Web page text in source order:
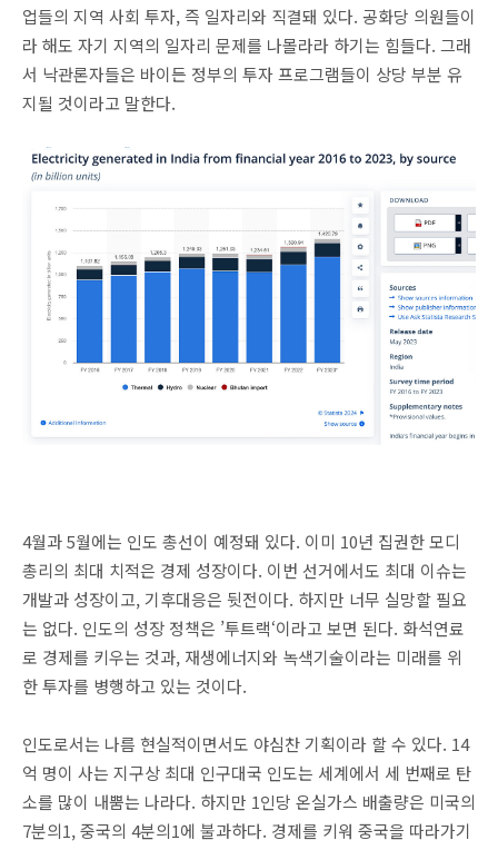
업들의 지역 사회 투자, 즉 일자리와 직결돼 있다. 공화당 의원들이
라 해도 자기 지역의 일자리 문제를 나몰라라 하기는 힘들다. 그래
서 낙관론자들은 바이든 정부의 투자 프로그램들이 상당 부분 유
지될 것이라고 말한다.
4월과 5월에는 인도 총선이 예정돼 있다. 이미 10년 집권한 모디
총리의 최대 치적은 경제 성장이다. 이번 선거에서도 최대 이슈는
개발과 성장이고, 기후대응은 뒷전이다. 하지만 너무 실망할 필요
는 없다. 인도의 성장 정책은 ’투트랙‘이라고 보면 된다. 화석연료
로 경제를 키우는 것과, 재생에너지와 녹색기술이라는 미래를 위
한 투자를 병행하고 있는 것이다.
인도로서는 나름 현실적이면서도 야심찬 기획이라 할 수 있다. 14
억 명이 사는 지구상 최대 인구대국 인도는 세계에서 세 번째로 탄
소를 많이 내뿜는 나라다. 하지만 1인당 온실가스 배출량은 미국의
7분의1, 중국의 4분의1에 불과하다. 경제를 키워 중국을 따라가기